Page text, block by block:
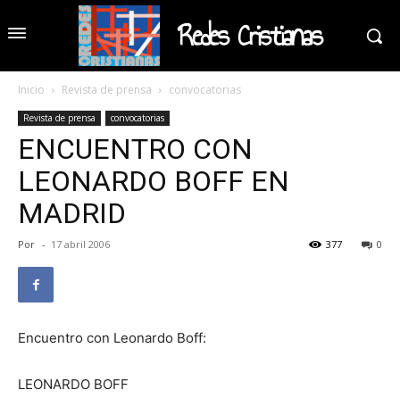
Redes Cristianas
Inicio Revista de prensa convocatorias
Revista de prensa convocatorias
ENCUENTRO CON
LEONARDO BOFF EN
MADRID
Por - 17 abril 2006 0
377
Encuentro con Leonardo Boff:
LEONARDO BOFF